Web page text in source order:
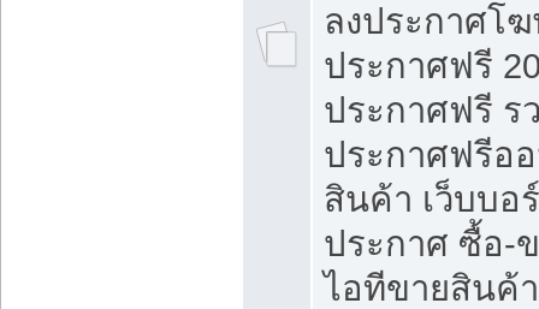
ลงประกาศโ
ประกาศฟรี
ประกาศฟรี ร
ประกาศฟรีอ
สินค้า เว็บบอ
ประกาศ ซื้อ-
ไอทีขายสินค้